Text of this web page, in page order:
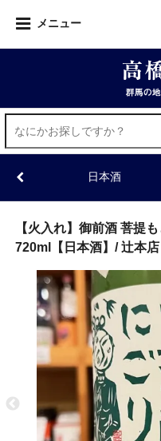
メニュー
日本酒
【火入れ】御前酒 菩提
720ml【日本酒】/ 辻本